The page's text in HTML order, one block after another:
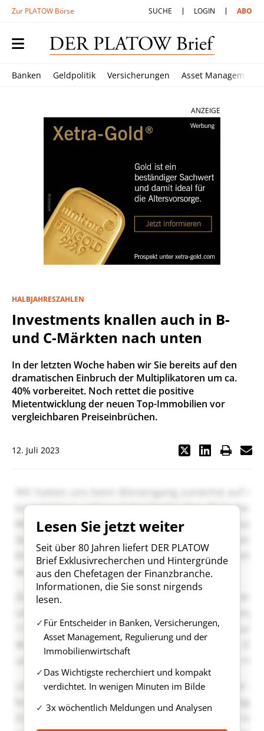
Zur PLATOW Börse SUCHE LOGIN ABO
Banken Geldpolitik Versicherungen Asset Management
ANZEIGE
HALBJAHRESZAHLEN
Investments knallen auch in B-
und C-Märkten nach unten
In der letzten Woche haben wir Sie bereits auf den
dramatischen Einbruch der Multiplikatoren um ca.
40% vorbereitet. Noch rettet die positive
Mietentwicklung der neuen Top-Immobilien vor
vergleichbaren Preiseinbrüchen.
12. Juli 2023
Lesen Sie jetzt weiter
Seit über 80 Jahren liefert DER PLATOW
Brief Exklusivrecherchen und Hintergründe
aus den Chefetagen der Finanzbranche.
Informationen, die Sie sonst nirgends
lesen.
Für Entscheider in Banken, Versicherungen,
Asset Management, Regulierung und der
Immobilienwirtschaft
Das Wichtigste recherchiert und kompakt
verdichtet. In wenigen Minuten im Bilde
3x wöchentlich Meldungen und Analysen